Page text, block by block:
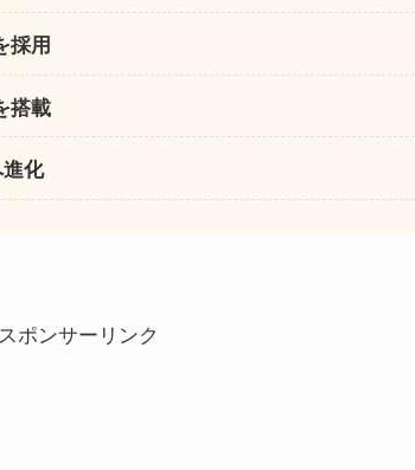
採用
搭載
化
スポンサーリンク